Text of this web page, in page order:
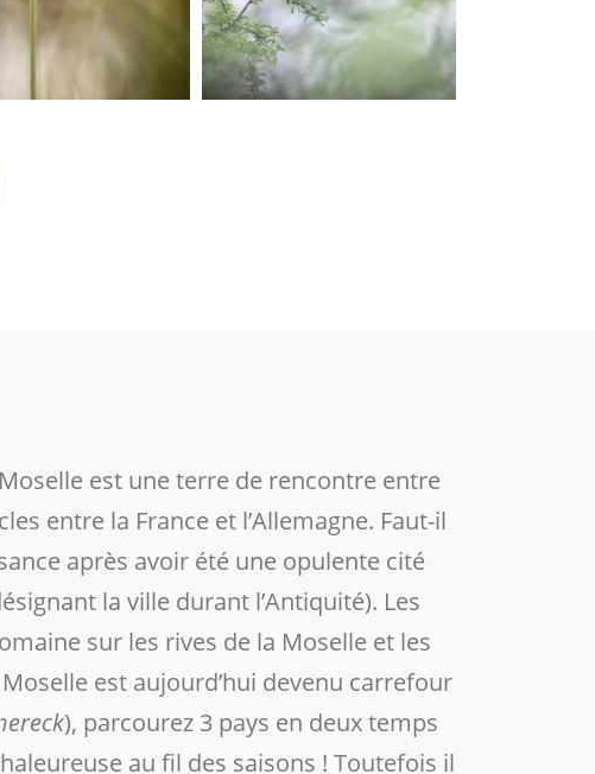
est une terre de rencontre entre
entre la France et l’Allemagne. Faut-il
après avoir été une opulente cité
la ville durant l’Antiquité). Les
sur les rives de la Moselle et les
est aujourd’hui devenu carrefour
), parcourez 3 pays en deux temps
au fil des saisons ! Toutefois il